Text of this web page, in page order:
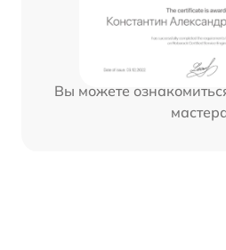
Вы можете